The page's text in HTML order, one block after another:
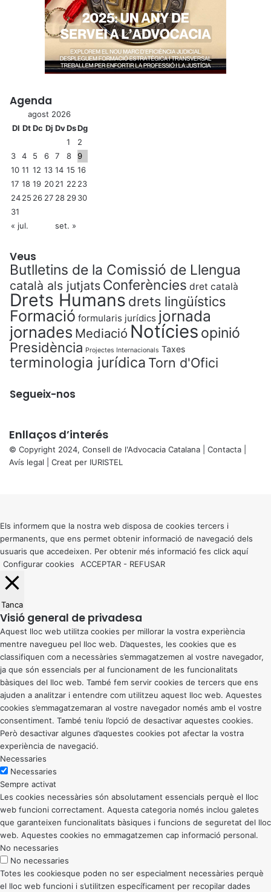
Agenda
agost 2026
Dl DtDc Dj DvDsDg
1
2
3
4 5 6 7 8
9
10 11 12 13 14 15 16
17 18 19 2021 22 23
2425 26 27 28 2930
31
« jul.
set. »
Veus
Butlletins de la Comissió de Llengua
català als jutjats Conferències dret català
Drets Humans drets lingüístics
Formació formularis jurídics jornada
jornades Mediació Notícies opinió
Presidència Projectes Internacionals Taxes
terminologia jurídica Torn d'Ofici
Segueix-nos
Enllaços d’interés
© Copyright 2024, Consell de l'Advocacia Catalana | Contacta
Avís legal | Creat per IURISTEL
button
Els informem que la nostra web disposa de cookies tercers i
permanents, que ens permet obtenir informació de navegació dels
usuaris que accedeixen. Per obtenir més informació fes click aquí
Configurar cookies
ACCEPTAR - REFUSAR
Tanca
Visió general de privadesa
Aquest lloc web utilitza cookies per millorar la vostra experiència
mentre navegueu pel lloc web. D’aquestes, les cookies que es
classifiquen com a necessàries s’emmagatzemen al vostre navegador,
ja que són essencials per al funcionament de les funcionalitats
bàsiques del lloc web. També fem servir cookies de tercers que ens
ajuden a analitzar i entendre com utilitzeu aquest lloc web. Aquestes
cookies s’emmagatzemaran al vostre navegador només amb el vostre
consentiment. També teniu l’opció de desactivar aquestes cookies.
Però desactivar algunes d’aquestes cookies pot afectar la vostra
experiència de navegació.
Necessaries
Necessaries
Sempre activat
Les cookies necessàries són absolutament essencials perquè el lloc
web funcioni correctament. Aquesta categoria només inclou galetes
que garanteixen funcionalitats bàsiques i funcions de seguretat del lloc
web. Aquestes cookies no emmagatzemen cap informació personal.
No necessaries
No necessaries
Totes les cookiesque poden no ser especialment necessàries perquè
el lloc web funcioni i s’utilitzen específicament per recopilar dades